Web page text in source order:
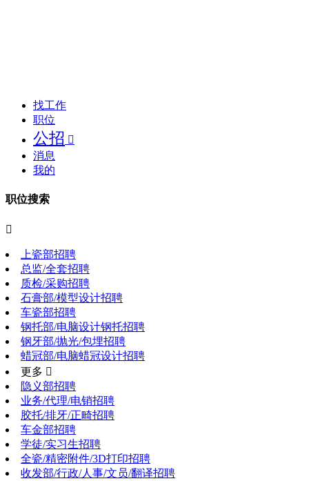
找工作
职位
公招 
消息
我的
职位搜索

上瓷部招聘
总监/全套招聘
质检/采购招聘
石膏部/模型设计招聘
车瓷部招聘
钢托部/电脑设计钢托招聘
钢牙部/抛光/包埋招聘
蜡冠部/电脑蜡冠设计招聘
更多 
隐义部招聘
业务/代理/电销招聘
胶托/排牙/正畸招聘
车金部招聘
学徒/实习生招聘
全瓷/精密附件/3D打印招聘
收发部/行政/人事/文员/翻译招聘